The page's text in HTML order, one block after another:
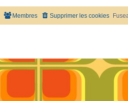
Supprimer les cookies
Membres